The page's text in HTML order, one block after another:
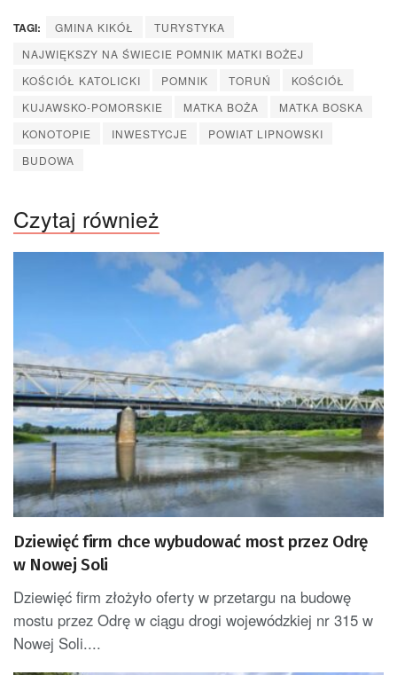
TAGI: GMINA KIKÓŁ
TURYSTYKA
NAJWIĘKSZY NA ŚWIECIE POMNIK MATKI BOŻEJ
KOŚCIÓŁ KATOLICKI
POMNIK TORUŃ
KOŚCIÓŁ
KUJAWSKO-POMORSKIE
MATKA BOŻA
MATKA BOSKA
KONOTOPIE
INWESTYCJE
POWIAT LIPNOWSKI
BUDOWA
Czytaj również
Dziewięć firm chce wybudować most przez Odrę
w Nowej Soli
Dziewięć firm złożyło oferty w przetargu na budowę
mostu przez Odrę w ciągu drogi wojewódzkiej nr 315 w
Nowej Soli....